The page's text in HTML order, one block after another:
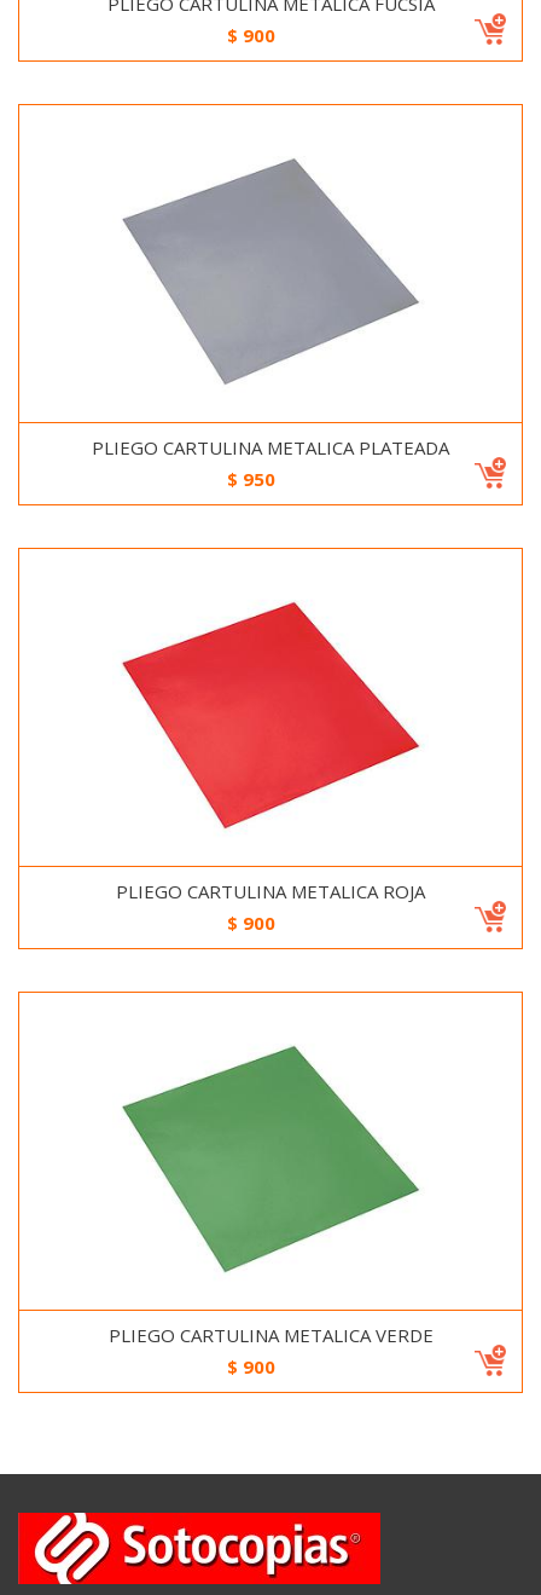
$ 900
PLIEGO CARTULINA METALICA PLATEADA
$ 950
PLIEGO CARTULINA METALICA ROJA
$ 900
PLIEGO CARTULINA METALICA VERDE
$ 900